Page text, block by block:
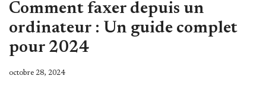
Comment faxer depuis un
ordinateur : Un guide complet
pour 2024
octobre 28, 2024